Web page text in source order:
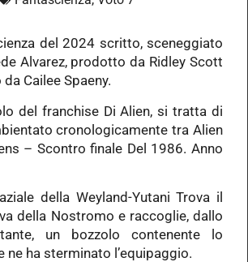
del 2024 scritto, sceneggiato
Alvarez, prodotto da Ridley Scott
Cailee Spaeny.
del franchise Di Alien, si tratta di
cronologicamente tra Alien
– Scontro finale Del 1986. Anno
della Weyland-Yutani Trova il
della Nostromo e raccoglie, dallo
un bozzolo contenente lo
ne ha sterminato l’equipaggio.